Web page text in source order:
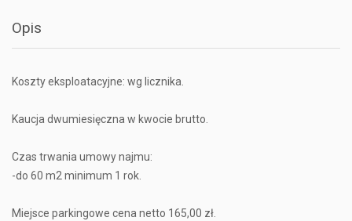
Opis
Koszty eksploatacyjne: wg licznika.
Kaucja dwumiesięczna w kwocie brutto.
Czas trwania umowy najmu:
-do 60 m2 minimum 1 rok.
Miejsce parkingowe cena netto 165,00 zł.